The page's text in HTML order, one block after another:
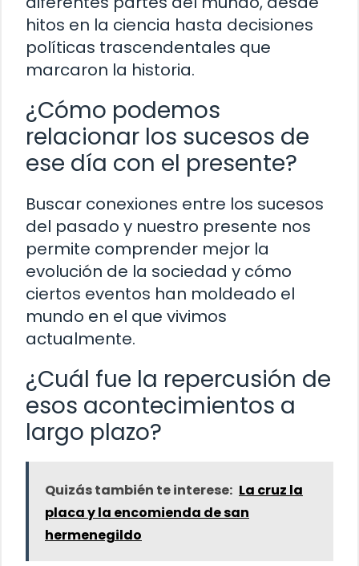
hitos en la ciencia hasta decisiones
políticas trascendentales que
marcaron la historia.
¿Cómo podemos
relacionar los sucesos de
ese día con el presente?
Buscar conexiones entre los sucesos
del pasado y nuestro presente nos
permite comprender mejor la
evolución de la sociedad y cómo
ciertos eventos han moldeado el
mundo en el que vivimos
actualmente.
¿Cuál fue la repercusión de
esos acontecimientos a
largo plazo?
Quizás también te interese: La cruz la
placa y la encomienda de san
hermenegildo